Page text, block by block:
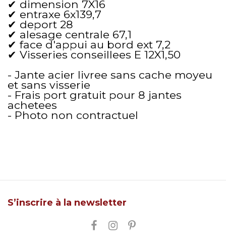
✔ dimension 7X16
✔ entraxe 6x139,7
✔ deport 28
✔ alesage centrale 67,1
✔ face d'appui au bord ext 7,2
✔ Visseries conseillees E 12X1,50
- Jante acier livree sans cache moyeu
et sans visserie
- Frais port gratuit pour 8 jantes
achetees
- Photo non contractuel
S’inscrire à la newsletter